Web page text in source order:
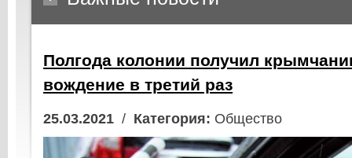
Полгода колонии получил
вождение в третий раз
25.03.2021 / Категория: Общество